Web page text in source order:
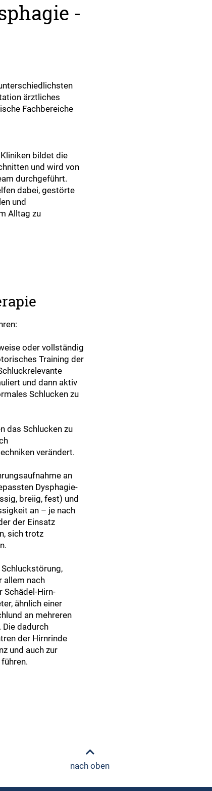
-
ärztliches
Fachbereiche
bildet die
und wird von
durchgeführt.
dabei, gestörte
und
Alltag zu
oder vollständig
Training der
und dann aktiv
Schlucken zu
das Schlucken zu
verändert.
an
Dysphagie-
breiig, fest) und
an – je nach
der Einsatz
sich trotz
allem nach
Schädel-Hirn-
ähnlich einer
an mehreren
Die dadurch
der Hirnrinde
und auch zur
nach oben